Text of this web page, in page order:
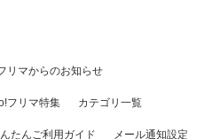
リマからのお知らせ
フリマ特集 カテゴリ一覧
たんご利用ガイド メール通知設定